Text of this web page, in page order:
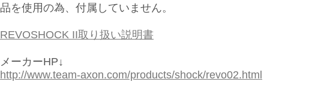
品を使用の為、付属していません。
REVOSHOCK II取り扱い説明書
メーカーHP↓
http://www.team-axon.com/products/shock/revo02.html